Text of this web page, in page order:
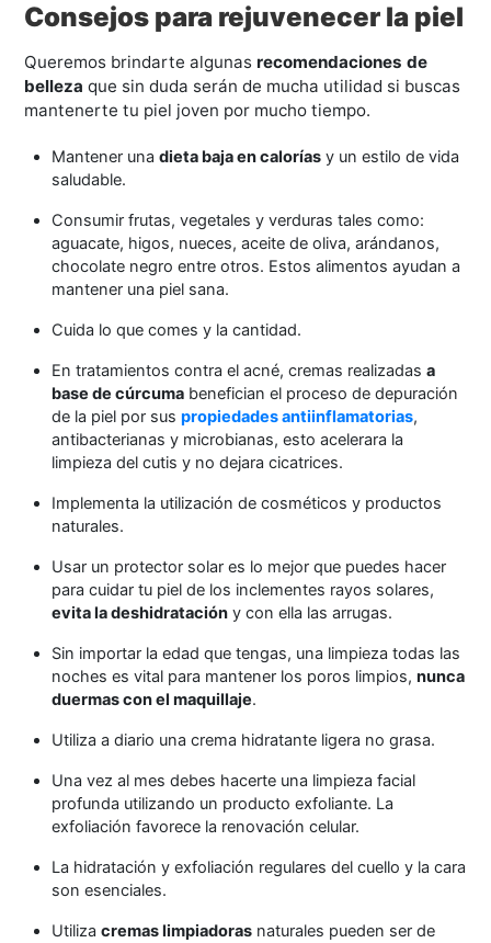
Consejos para rejuvenecer la piel
Queremos brindarte algunas recomendaciones de
belleza que sin duda serán de mucha utilidad si buscas
mantenerte tu piel joven por mucho tiempo.
Mantener unadieta baja en calorías y un estilo de vida
saludable.
Consumir frutas, vegetales y verduras tales como:
aguacate, higos, nueces, aceite de oliva, arándanos,
chocolate negro entre otros. Estos alimentos ayudan a
mantener una piel sana.
Cuida lo que comes y la cantidad.
En tratamientos contra el acné, cremas realizadasa
base de cúrcuma benefician el proceso de depuración
de la piel por suspropiedades antiinflamatorias,
antibacterianas y microbianas, esto acelerara la
limpieza del cutis y no dejara cicatrices.
Implementa la utilización de cosméticos y productos
naturales.
Usar un protector solar es lo mejor que puedes hacer
para cuidar tu piel de los inclementes rayos solares,
evita la deshidratación y con ella las arrugas.
Sin importar la edad que tengas, una limpieza todas las
noches es vital para mantener los poros limpios,nunca
duermas con el maquillaje.
Utiliza a diario una crema hidratante ligera no grasa.
Una vez al mes debes hacerte una limpieza facial
profunda utilizando un producto exfoliante. La
exfoliación favorece la renovación celular.
La hidratación y exfoliación regulares del cuello y la cara
son esenciales.
Utilizacremas limpiadoras naturales pueden ser de